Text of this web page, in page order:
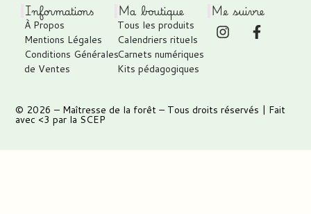
Informations
À Propos
Mentions Légales
Conditions Générales
de Ventes
Ma boutique
Tous les produits
Calendriers rituels
Carnets numériques
Kits pédagogiques
Me suivre
© 2026 – Maîtresse de la forêt – Tous droits réservés | Fait
avec <3 par la SCEP